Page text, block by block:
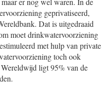
geprivatiseerd,
Dat is uitgedraaid
moet drinkwatervoorziening
met hulp van private
toch ook
ligt 95% van de